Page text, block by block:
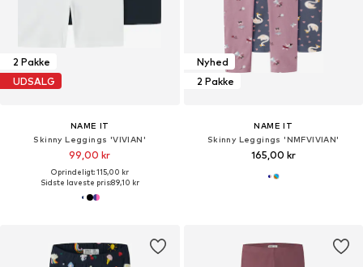
2 Pakke
UDSALG
NAME IT
Skinny Leggings 'VIVIAN'
99,00 kr
Oprindeligt: 115,00 kr
Sidste laveste pris:89,10 kr
Nyhed
2 Pakke
NAME IT
Skinny Leggings 'NMFVIVIAN'
165,00 kr